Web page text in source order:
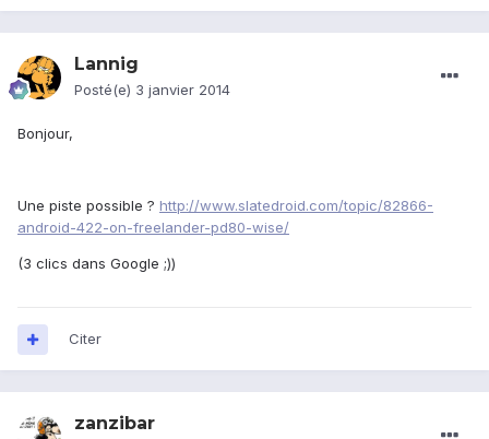
Lannig
Posté(e) 3 janvier 2014
Bonjour,
Une piste possible ? http://www.slatedroid.com/topic/82866-
android-422-on-freelander-pd80-wise/
(3 clics dans Google ;))
Citer
zanzibar